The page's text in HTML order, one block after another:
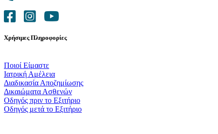
Χρήσιμες Πληροφορίες
Ποιοί Είμαστε
Ιατρική Αμέλεια
Διαδικασία Αποζημίωσης
Δικαιώματα Ασθενών
Οδηγός πριν το Εξιτήριο
Οδηγός μετά το Εξιτήριο